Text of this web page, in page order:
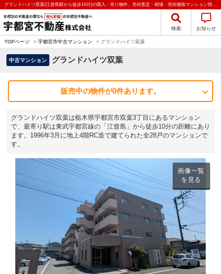
グランドハイツ双葉(江曾島駅から徒歩10分)の購入・売り物件、売却査定・相場・売却価格マンション情報｜宇都宮不動産株式会社
検索 お知らせ
TOPページ > 宇都宮市中古マンション > グランドハイツ双葉
中古マンション グランドハイツ双葉
販売中の物件が0件あります。
グランドハイツ双葉は栃木県宇都宮市双葉3丁目にあるマンション
で、最寄り駅は東武宇都宮線の「江曾島」から徒歩10分の距離にあり
ます。1996年3月に地上4階RC造で建てられた全28戸のマンションで
す。
画像一覧
を見る